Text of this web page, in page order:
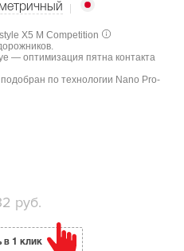
X5 M Competition
— оптимизация пятна контакта
по технологии Nano Pro-
руб.
в 1 клик